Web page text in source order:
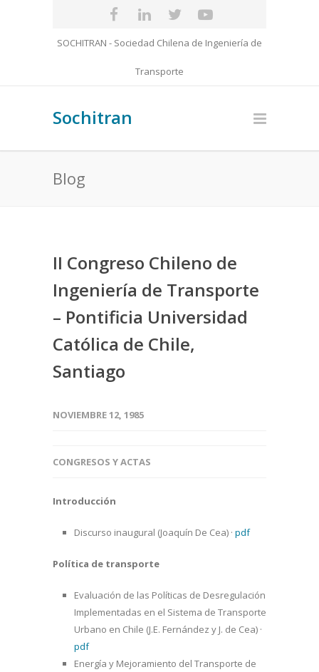
SOCHITRAN - Sociedad Chilena de Ingeniería de
Transporte
Sochitran
Blog
II Congreso Chileno de
Ingeniería de Transporte
– Pontificia Universidad
Católica de Chile,
Santiago
NOVIEMBRE 12, 1985
CONGRESOS Y ACTAS
Introducción
Discurso inaugural (Joaquín De Cea) · pdf
Política de transporte
Evaluación de las Políticas de Desregulación
Implementadas en el Sistema de Transporte
Urbano en Chile (J.E. Fernández y J. de Cea) ·
pdf
Energía y Mejoramiento del Transporte de